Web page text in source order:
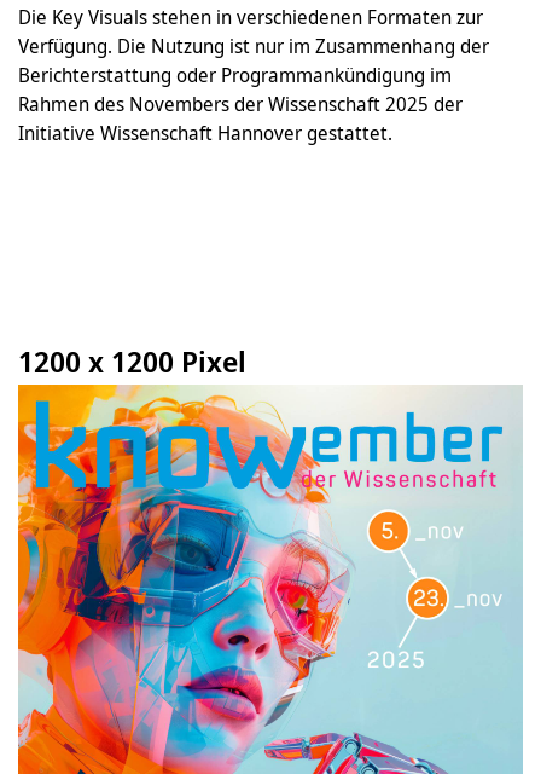
Die Key Visuals stehen in verschiedenen Formaten zur
Verfügung. Die Nutzung ist nur im Zusammenhang der
Berichterstattung oder Programmankündigung im
Rahmen des Novembers der Wissenschaft 2025 der
Initiative Wissenschaft Hannover gestattet.
1200 x 1200 Pixel